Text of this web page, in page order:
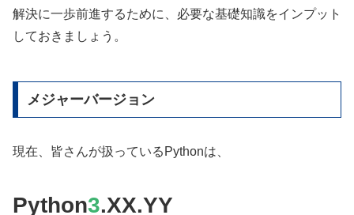
解決に一歩前進するために、必要な基礎知識をインプット
しておきましょう。
メジャーバージョン
現在、皆さんが扱っているPythonは、
Python3.XX.YY